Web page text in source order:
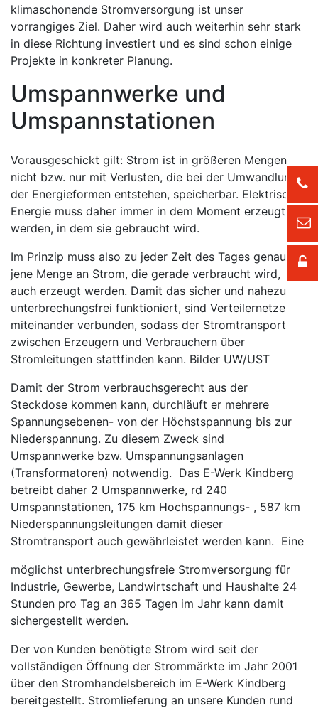
klimaschonende Stromversorgung ist unser
vorrangiges Ziel. Daher wird auch weiterhin sehr stark
in diese Richtung investiert und es sind schon einige
Projekte in konkreter Planung.
Umspannwerke und
Umspannstationen
Vorausgeschickt gilt: Strom ist in größeren Mengen
nicht bzw. nur mit Verlusten, die bei der Umwandlung
der Energieformen entstehen, speicherbar. Elektrische
Energie muss daher immer in dem Moment erzeugt
werden, in dem sie gebraucht wird.
Im Prinzip muss also zu jeder Zeit des Tages genau
jene Menge an Strom, die gerade verbraucht wird,
auch erzeugt werden. Damit das sicher und nahezu
unterbrechungsfrei funktioniert, sind Verteilernetze
miteinander verbunden, sodass der Stromtransport
zwischen Erzeugern und Verbrauchern über
Stromleitungen stattfinden kann. Bilder UW/UST
Damit der Strom verbrauchsgerecht aus der
Steckdose kommen kann, durchläuft er mehrere
Spannungsebenen- von der Höchstspannung bis zur
Niederspannung. Zu diesem Zweck sind
Umspannwerke bzw. Umspannungsanlagen
(Transformatoren) notwendig. Das E-Werk Kindberg
betreibt daher 2 Umspannwerke, rd 240
Umspannstationen, 175 km Hochspannungs- , 587 km
Niederspannungsleitungen damit dieser
Stromtransport auch gewährleistet werden kann. Eine
möglichst unterbrechungsfreie Stromversorgung für
Industrie, Gewerbe, Landwirtschaft und Haushalte 24
Stunden pro Tag an 365 Tagen im Jahr kann damit
sichergestellt werden.
Der von Kunden benötigte Strom wird seit der
vollständigen Öffnung der Strommärkte im Jahr 2001
über den Stromhandelsbereich im E-Werk Kindberg
bereitgestellt. Stromlieferung an unsere Kunden rund